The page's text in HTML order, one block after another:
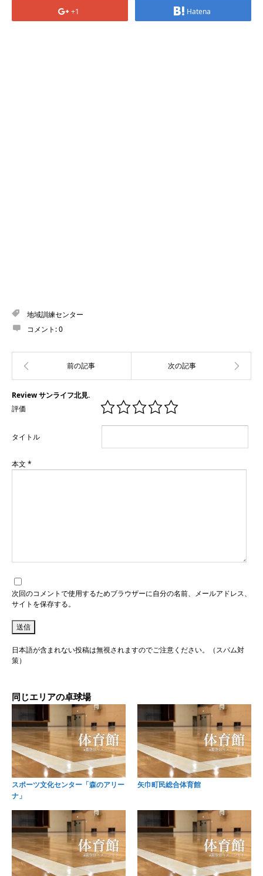
+1 Hatena
地域訓練センター
コメント:0
Review サンライフ北見.
評価
タイトル
本文 *
次回のコメントで使用するためブラウザーに自分の名前、メールアドレス、
サイトを保存する。
日本語が含まれない投稿は無視されますのでご注意ください。（スパム対
策）
同じエリアの卓球場
スポーツ文化センター「森のアリー
ナ」
矢巾町民総合体育館